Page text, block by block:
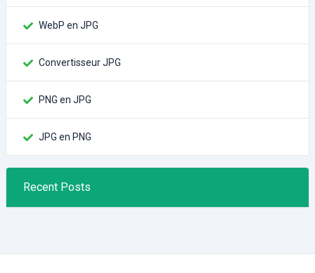
WebP en JPG
Convertisseur JPG
PNG en JPG
JPG en PNG
Recent Posts